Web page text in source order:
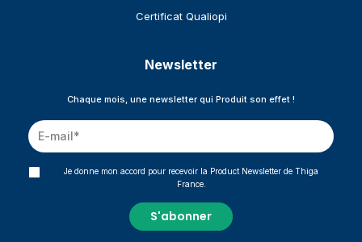
Certificat Qualiopi
Newsletter
Chaque mois, une newsletter qui Produit son effet !
Je donne mon accord pour recevoir la Product Newsletter de Thiga
France.